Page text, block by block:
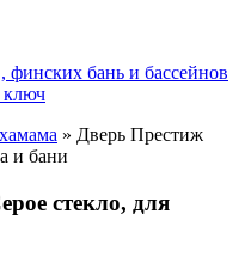
» Дверь Престиж
и бани
стекло, для